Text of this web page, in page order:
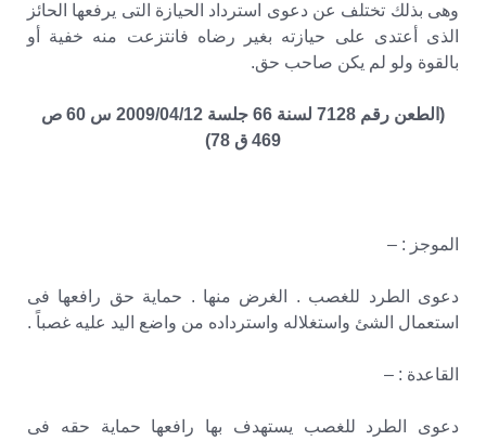
وهى بذلك تختلف عن دعوى استرداد الحيازة التى يرفعها الحائز
الذى أعتدى على حيازته بغير رضاه فانتزعت منه خفية أو
بالقوة ولو لم يكن صاحب حق.
(الطعن رقم 7128 لسنة 66 جلسة 2009/04/12 س 60 ص
469 ق 78)
الموجز : –
دعوى الطرد للغصب . الغرض منها . حماية حق رافعها فى
استعمال الشئ واستغلاله واسترداده من واضع اليد عليه غصباً .
القاعدة : –
دعوى الطرد للغصب يستهدف بها رافعها حماية حقه فى